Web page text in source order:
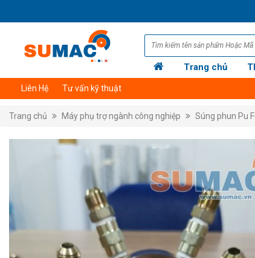
Trang chủ
Liên Hệ Tư vấn kỹ thuật
Trang chủ Máy phụ trợ ngành công nghiệp Súng phun Pu